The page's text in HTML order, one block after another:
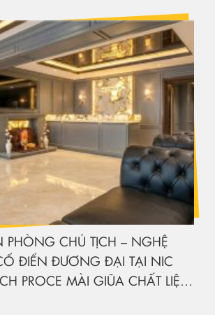
PHÒNG CHỦ TỊCH – NGHỆ
ĐIỂN ĐƯƠNG ĐẠI TẠI NIC
PROCE MÀI GIŨA CHẤT LIỆU
GIAN HẠNG SANG